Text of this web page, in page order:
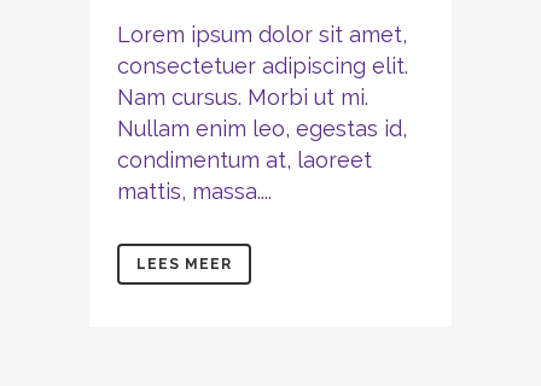
Lorem ipsum dolor sit amet,
consectetuer adipiscing elit.
Nam cursus. Morbi ut mi.
Nullam enim leo, egestas id,
condimentum at, laoreet
mattis, massa....
LEES MEER